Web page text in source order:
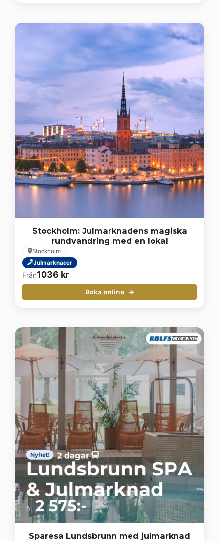
Stockholm: Julmarknadens magiska
rundvandring med en lokal
Stockholm
Julmarknader
Från1036 kr
Boka online
Sparesa Lundsbrunn med julmarknad